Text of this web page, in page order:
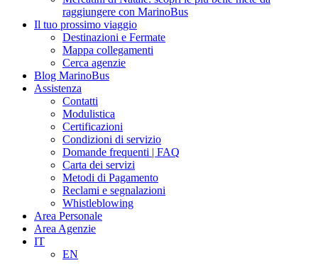
raggiungere con MarinoBus
Il tuo prossimo viaggio
Destinazioni e Fermate
Mappa collegamenti
Cerca agenzie
Blog MarinoBus
Assistenza
Contatti
Modulistica
Certificazioni
Condizioni di servizio
Domande frequenti | FAQ
Carta dei servizi
Metodi di Pagamento
Reclami e segnalazioni
Whistleblowing
Area Personale
Area Agenzie
IT
EN